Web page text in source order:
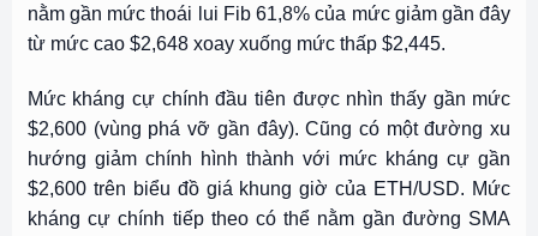
nằm gần mức thoái lui Fib 61,8% của mức giảm gần đây
từ mức cao $2,648 xoay xuống mức thấp $2,445.
Mức kháng cự chính đầu tiên được nhìn thấy gần mức
$2,600 (vùng phá vỡ gần đây). Cũng có một đường xu
hướng giảm chính hình thành với mức kháng cự gần
$2,600 trên biểu đồ giá khung giờ của ETH/USD. Mức
kháng cự chính tiếp theo có thể nằm gần đường SMA